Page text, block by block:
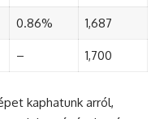
0.86% 1,687
– 1,700
kaphatunk arról,